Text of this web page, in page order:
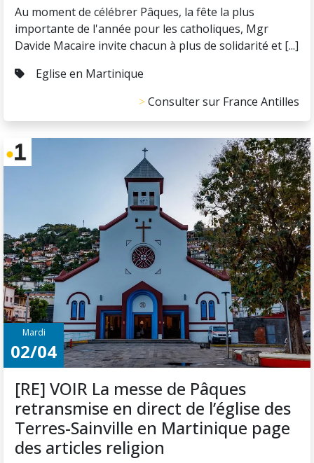
Au moment de célébrer Pâques, la fête la plus
importante de l'année pour les catholiques, Mgr
Davide Macaire invite chacun à plus de solidarité et [...]
Eglise en Martinique
Consulter sur France Antilles
Mardi
02/04
[RE] VOIR La messe de Pâques
retransmise en direct de l’église des
Terres-Sainville en Martinique page
des articles religion